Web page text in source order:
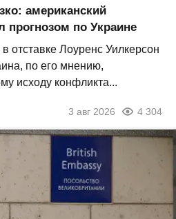
американский
прогнозом по Украине
отставке Лоуренс Уилкерсон
по его мнению,
исходу конфликта...
3 авг 2026 4 304